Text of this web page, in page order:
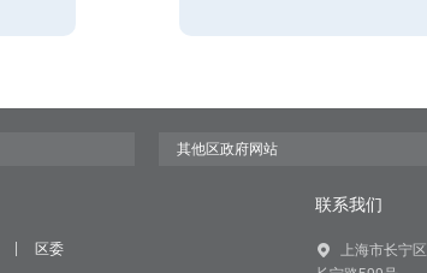
区委
联系我们
上海市长宁区